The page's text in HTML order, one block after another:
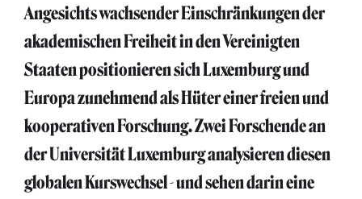
Angesichts wachsender Einschränkungen der
akademischen Freiheit in den Vereinigten
Staaten positionieren sich Luxemburg und
Europa zunehmend als Hüter einer freien und
kooperativen Forschung. Zwei Forschende an
der Universität Luxemburg analysieren diesen
globalen Kurswechsel - und sehen darin eine